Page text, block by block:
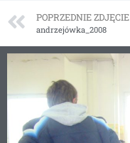
POPRZEDNIE ZDJĘCIE
andrzejówka_2008